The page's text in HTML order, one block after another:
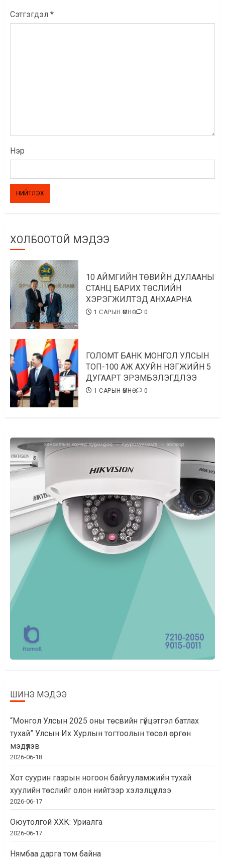
Сэтгэгдэл *
Нэр
ХОЛБООТОЙ МЭДЭЭ
10 АЙМГИЙН ТӨВИЙН ДУЛААНЫ
СТАНЦ БАРИХ ТӨСЛИЙН
ХЭРЭГЖИЛТЭД АНХААРНА
1 САРЫН ӨМНӨ 0
ГОЛОМТ БАНК МОНГОЛ УЛСЫН
ТОП-100 АЖ АХУЙН НЭГЖИЙН 5
ДУГААРТ ЭРЭМБЭЛЭГДЛЭЭ
1 САРЫН ӨМНӨ 0
ШИНЭ МЭДЭЭ
“Монгол Улсын 2025 оны төсвийн гүйцэтгэл батлах
тухай” Улсын Их Хурлын тогтоолын төсөл өргөн
мэдүүлэв
2026-06-18
Хот суурин газрын ногоон байгууламжийн тухай
хуулийн төслийг олон нийтээр хэлэлцүүллээ
2026-06-17
Оюутолгой ХХК: Уриалга
2026-06-17
Нямбаа дарга том байна